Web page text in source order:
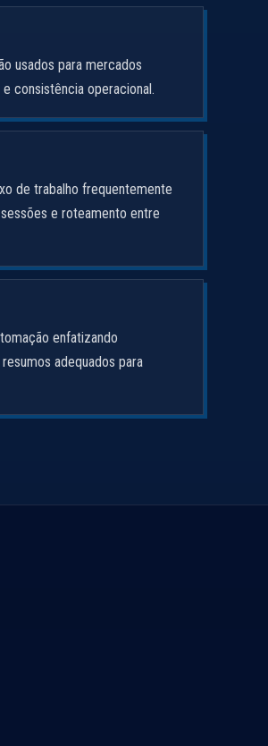
usados para mercados
consistência operacional.
de trabalho frequentemente
e roteamento entre
enfatizando
adequados para